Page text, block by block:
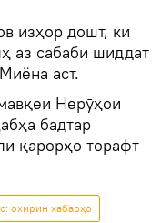
изҳор дошт, ки
аз сабаби шиддат
аст.
Нерӯҳои
бадтар
қарорҳо торафт
охирин хабарҳо